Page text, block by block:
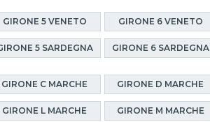
GIRONE 5 VENETO GIRONE 6 VENETO
5 SARDEGNA GIRONE 6 SARDEGNA
GIRONE C MARCHE GIRONE D MARCHE
GIRONE L MARCHE GIRONE M MARCHE